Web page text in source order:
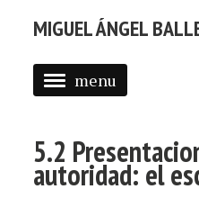
MIGUEL ÁNGEL
menu
PROFESSIONAL
SELECTED WORK
5.2
autoridad: el